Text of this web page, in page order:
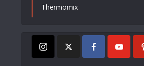
Thermomix